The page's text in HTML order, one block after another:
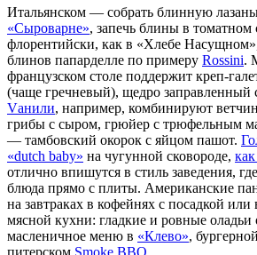
Итальянском — собрать блинную
«Сыроварне», запечь блины в томатном
флорентийски, как в «Хлебе
блинов папарделле по примеру Rossini.
французском столе поддержит креп-
(чаще гречневый), щедро заправленный
Vанили, например, комбинируют
грибы с сыром, грюйер с трюфельным
— тамбовский окорок с яйцом пашот.
«dutch baby» на чугунной сковороде,
отлично впишутся в стиль заведения,
блюда прямо с плиты. Американские
на завтраках в кофейнях с посадкой или
мясной кухни: гладкие и ровные
масленичное меню в «Клево», бургерной